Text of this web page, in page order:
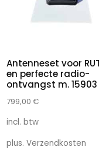
Antenneset voor
en perfecte radio-
ontvangst m. 15903
799,00 €
incl. btw
plus. Verzendkosten